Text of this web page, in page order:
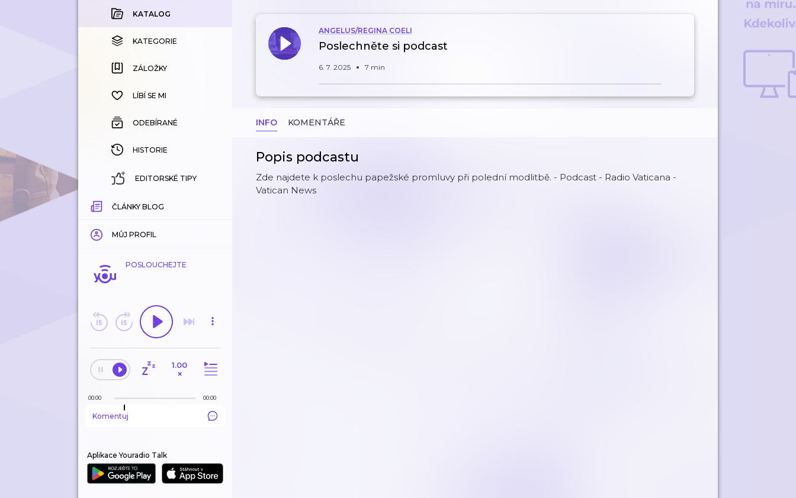
KOUPENÉ
KATEGORIE
ZÁLOŽKY
HISTORIE
KATALOG
KATEGORIE
ZÁLOŽKY
LÍBÍ SE MI
ODEBÍRANÉ
HISTORIE
EDITORSKÉ TIPY
ČLÁNKY BLOG
MŮJ PROFIL
POSLOUCHEJTE
1.00
×
00:00 00:00
Komentuj
Aplikace Youradio Talk
ANGELUS/REGINA COELI
Poslechněte si podcast
6. 7. 2025 7 min
INFO KOMENTÁŘE
Popis podcastu
Zde najdete k poslechu papežské promluvy při polední modlitbě. - Podcast - Radio Vaticana -
Vatican News